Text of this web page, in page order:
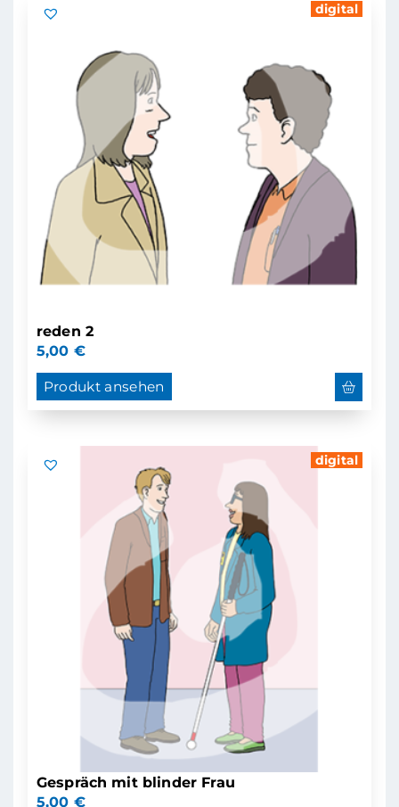
digital
reden 2
5,00 €
Produkt ansehen
digital
Gespräch mit blinder Frau
5,00 €